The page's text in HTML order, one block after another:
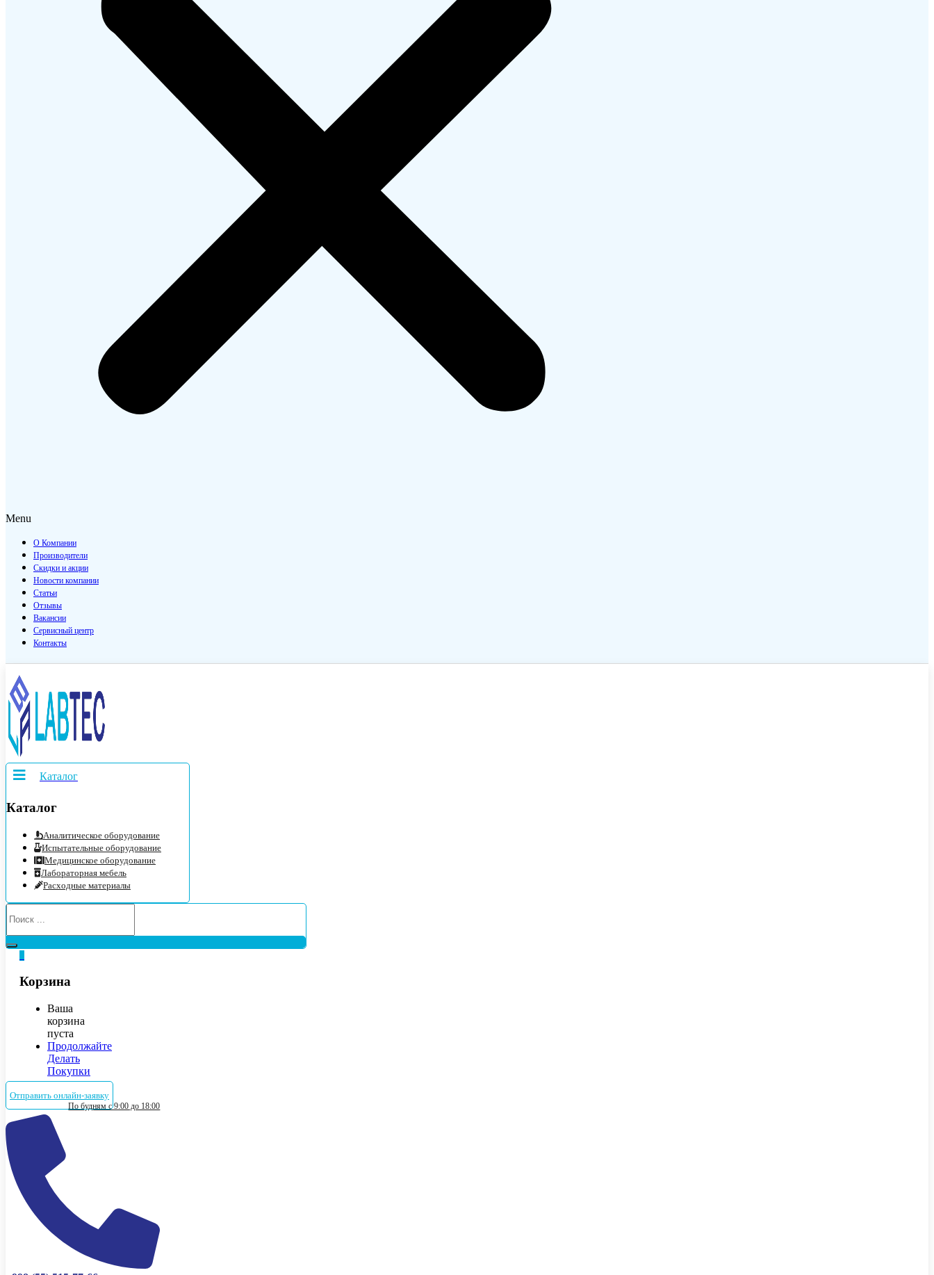
Menu
О Компании
Производители
Скидки и акции
Новости компании
Статьи
Отзывы
Вакансии
Сервисный центр
Контакты
Каталог
Каталог
Аналитическое оборудование
Испытательные оборудование
Медицинское оборудование
Лабораторная мебель
Расходные материалы
Корзина
Ваша
корзина
пуста
Продолжайте
Делать
Покупки
Отправить онлайн-заявку
По будням с 9:00 до 18:00